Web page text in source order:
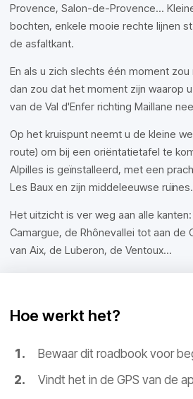
Provence, Salon-de-Provence...
bochten, enkele mooie rechte lijnen
de asfaltkant.
En als u zich slechts één moment
dan zou dat het moment zijn waarop
van de Val d'Enfer richting Maillane
Op het kruispunt neemt u de kleine
route) om bij een oriëntatietafel te
Alpilles is geïnstalleerd, met een
Les Baux en zijn middeleeuwse ruïnes.
Het uitzicht is ver weg aan alle
Camargue, de Rhônevallei tot aan de
van Aix, de Luberon, de Ventoux...
Hoe werkt het?
Bewaar dit roadbook voor
Vindt het in de GPS van de